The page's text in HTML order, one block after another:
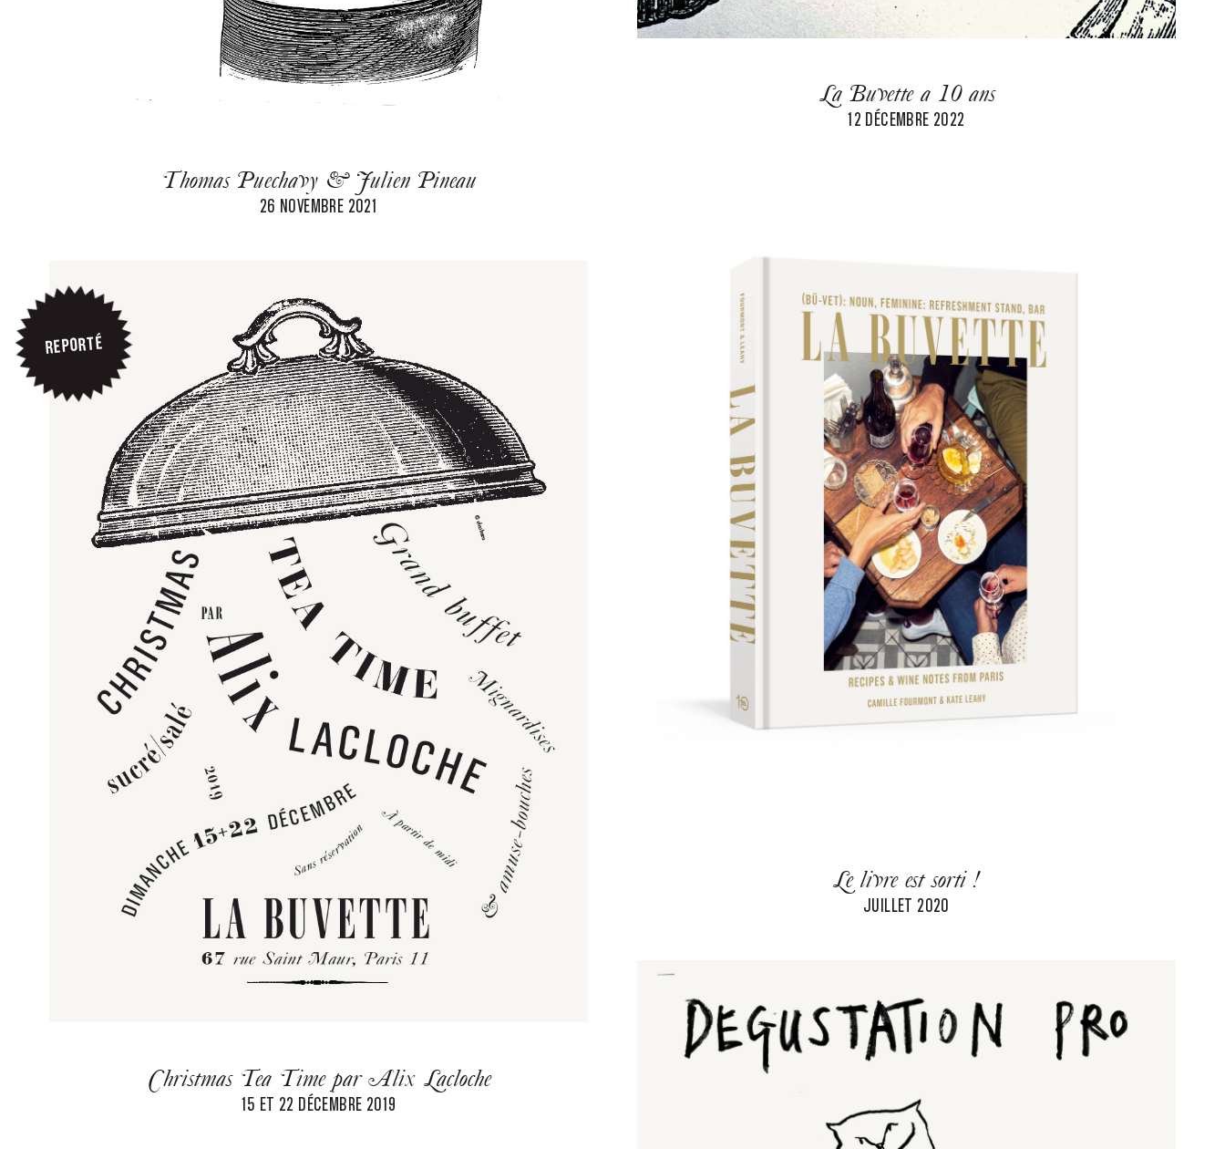
La Buvette a 10 ans
12 DÉCEMBRE 2022
Thomas Puechavy & Julien Pineau
26 NOVEMBRE 2021
Le livre est sorti !
JUILLET 2020
REPORTÉ
Christmas Tea Time par Alix Lacloche
15 ET 22 DÉCEMBRE 2019